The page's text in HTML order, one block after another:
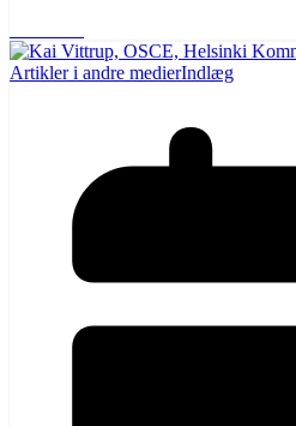
Artikler i andre medierIndlæg